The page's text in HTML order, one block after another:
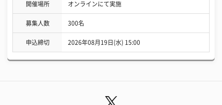
開催場所 オンラインにて実施
募集人数 300名
申込締切 2026年08月19日(水) 15:00